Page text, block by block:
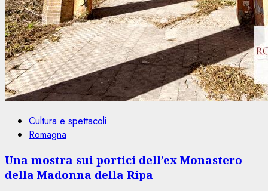
Cultura e spettacoli
Romagna
Una mostra sui portici dell’ex Monastero
della Madonna della Ripa